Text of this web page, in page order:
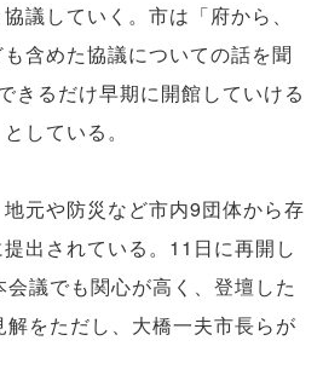
議していく。市は「府から、
含めた協議についての話を聞
きるだけ早期に開館していける
している。
元や防災など市内9団体から存
出されている。11日に再開し
議でも関心が高く、登壇した
をただし、大橋一夫市長らが